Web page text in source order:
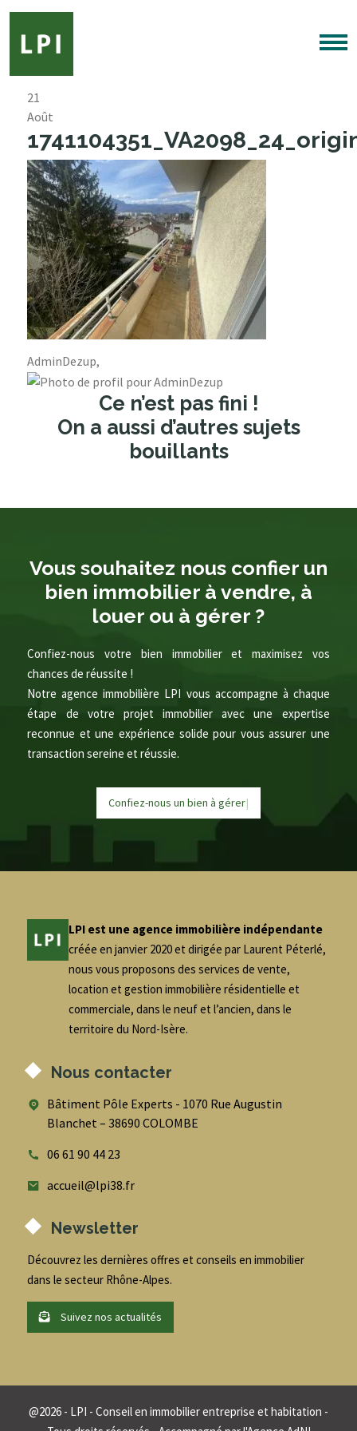
21
Août
AdminDezup,
Ce n’est pas fini !
On a aussi d’autres sujets
bouillants
Vous souhaitez nous confier un
bien immobilier à vendre, à
louer ou à gérer ?
Confiez-nous votre bien immobilier et maximisez vos
chances de réussite !
Notre agence immobilière LPI vous accompagne à chaque
étape de votre projet immobilier avec une expertise
reconnue et une expérience solide pour vous assurer une
transaction sereine et réussie.
Confiez-nous un bien à gérer|
LPI est une agence immobilière indépendante
créée en janvier 2020 et dirigée par Laurent Péterlé,
nous vous proposons des services de vente,
location et gestion immobilière résidentielle et
commerciale, dans le neuf et l’ancien, dans le
territoire du Nord-Isère.
Nous contacter
Bâtiment Pôle Experts - 1070 Rue Augustin
Blanchet – 38690 COLOMBE
06 61 90 44 23
accueil@lpi38.fr
Newsletter
Découvrez les dernières offres et conseils en immobilier
dans le secteur Rhône-Alpes.
Suivez nos actualités
@2026 - LPI - Conseil en immobilier entreprise et habitation -